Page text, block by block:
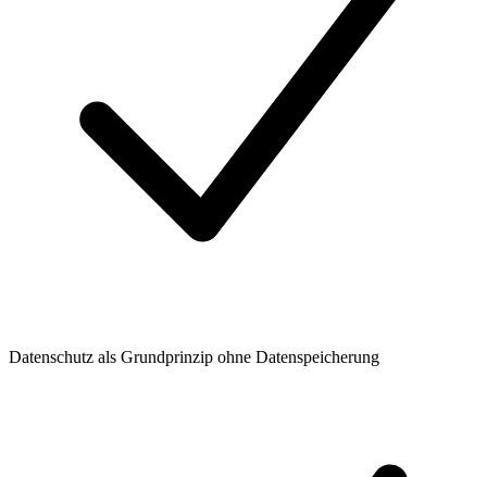
Datenschutz als Grundprinzip ohne Datenspeicherung